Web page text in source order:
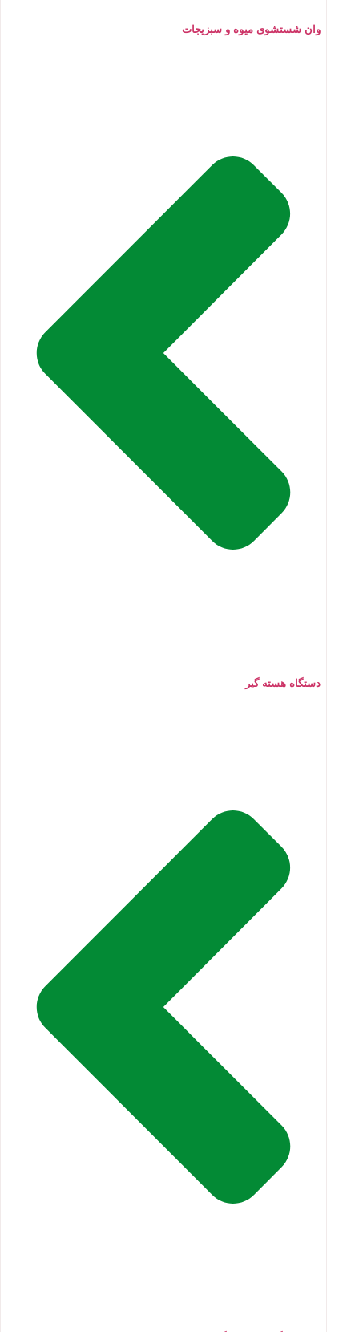
وان شستشوی میوه و سبزیجات
دستگاه هسته گیر